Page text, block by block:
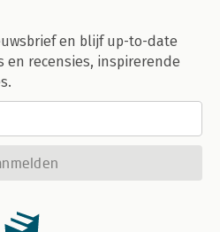
en blijf up-to-date
recensies, inspirerende